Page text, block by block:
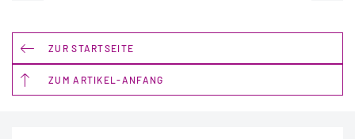
ZUR STARTSEITE
ZUM ARTIKEL-ANFANG